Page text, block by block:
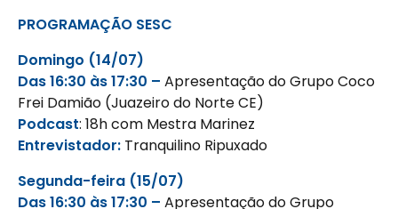
PROGRAMAÇÃO SESC
Domingo (14/07)
Das 16:30 às 17:30 – Apresentação do Grupo Coco
Frei Damião (Juazeiro do Norte CE)
Podcast: 18h com Mestra Marinez
Entrevistador: Tranquilino Ripuxado
Segunda-feira (15/07)
Das 16:30 às 17:30 – Apresentação do Grupo